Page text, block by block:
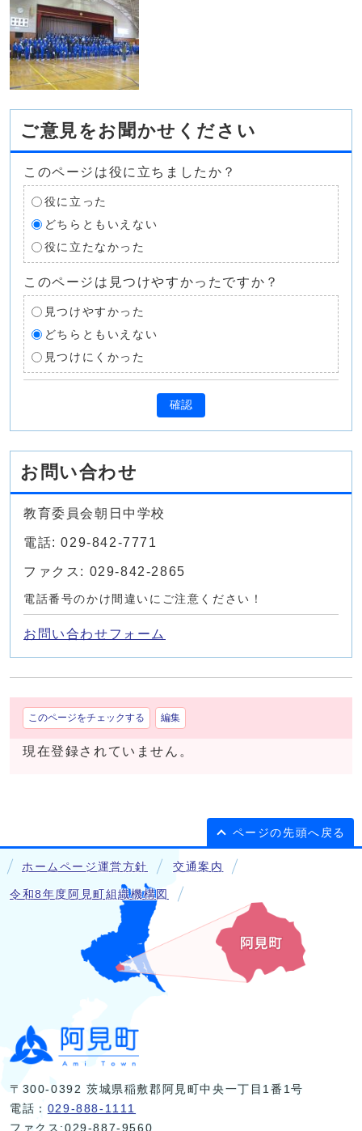
ご意見をお聞かせください
このページは役に立ちましたか？
役に立った
どちらともいえない
役に立たなかった
このページは見つけやすかったですか？
見つけやすかった
どちらともいえない
見つけにくかった
確認
お問い合わせ
教育委員会朝日中学校
電話: 029-842-7771
ファクス: 029-842-2865
電話番号のかけ間違いにご注意ください！
お問い合わせフォーム
このページをチェックする 編集
現在登録されていません。
ページの先頭へ戻る
ホームページ運営方針 交通案内
令和8年度阿見町組織機構図
〒300-0392 茨城県稲敷郡阿見町中央一丁目1番1号
電話： 029-888-1111
ファクス:029-887-9560